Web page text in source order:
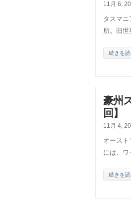
11月 6,
タスマ
所。旧世
続きを
豪州
回】
11月 4,
オース
には、ワ
続きを